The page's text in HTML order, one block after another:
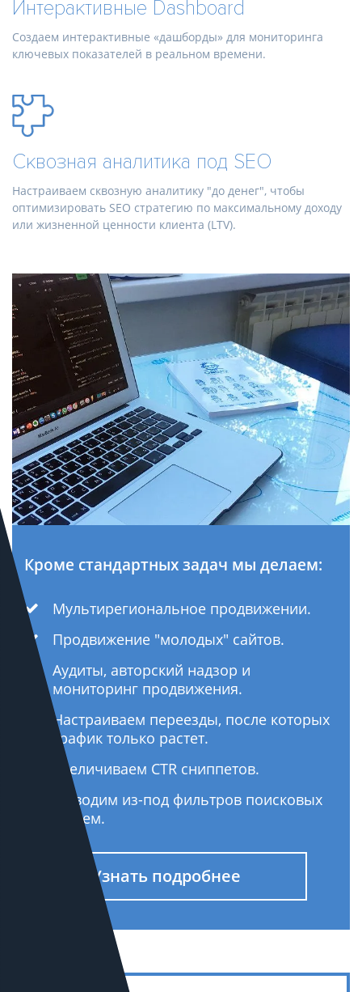
Интерактивные Dashboard
Создаем интерактивные «дашборды» для мониторинга
ключевых показателей в реальном времени.
Сквозная аналитика под SEO
Настраиваем сквозную аналитику "до денег", чтобы
оптимизировать SEO стратегию по максимальному доходу
или жизненной ценности клиента (LTV).
Кроме стандартных задач мы делаем:
Мультирегиональное продвижении.
Продвижение "молодых" сайтов.
Аудиты, авторский надзор и
мониторинг продвижения.
Настраиваем переезды, после которых
трафик только растет.
Увеличиваем CTR сниппетов.
Выводим из-под фильтров поисковых
систем.
Узнать подробнее